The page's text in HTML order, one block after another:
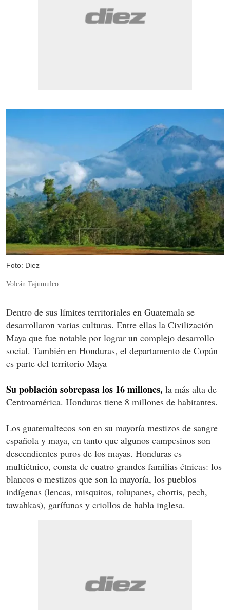
Foto: Diez
Volcán Tajumulco.
Dentro de sus límites territoriales en Guatemala se
desarrollaron varias culturas. Entre ellas la Civilización
Maya que fue notable por lograr un complejo desarrollo
social. También en Honduras, el departamento de Copán
es parte del territorio Maya
Su población sobrepasa los 16 millones, la más alta de
Centroamérica. Honduras tiene 8 millones de habitantes.
Los guatemaltecos son en su mayoría mestizos de sangre
española y maya, en tanto que algunos campesinos son
descendientes puros de los mayas. Honduras es
multiétnico, consta de cuatro grandes familias étnicas: los
blancos o mestizos que son la mayoría, los pueblos
indígenas (lencas, misquitos, tolupanes, chortis, pech,
tawahkas), garífunas y criollos de habla inglesa.